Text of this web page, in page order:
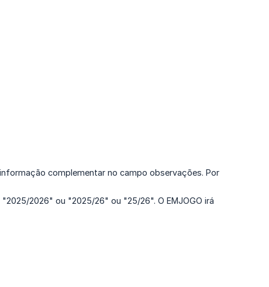
complementar no campo observações. Por
2026" ou "2025/26" ou "25/26". O EMJOGO irá